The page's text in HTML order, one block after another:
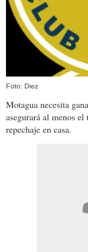
Foto: Diez
Motagua necesita
asegurará al menos
repechaje en casa.